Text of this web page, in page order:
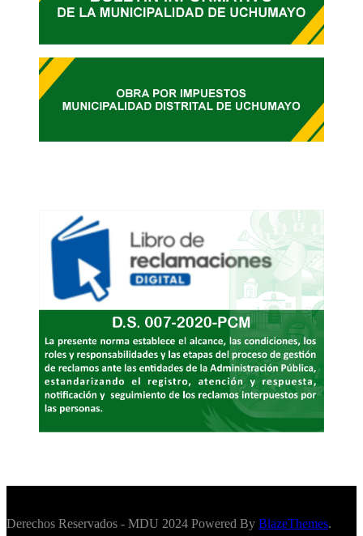
Derechos Reservados - MDU 2024 Powered By BlazeThemes.